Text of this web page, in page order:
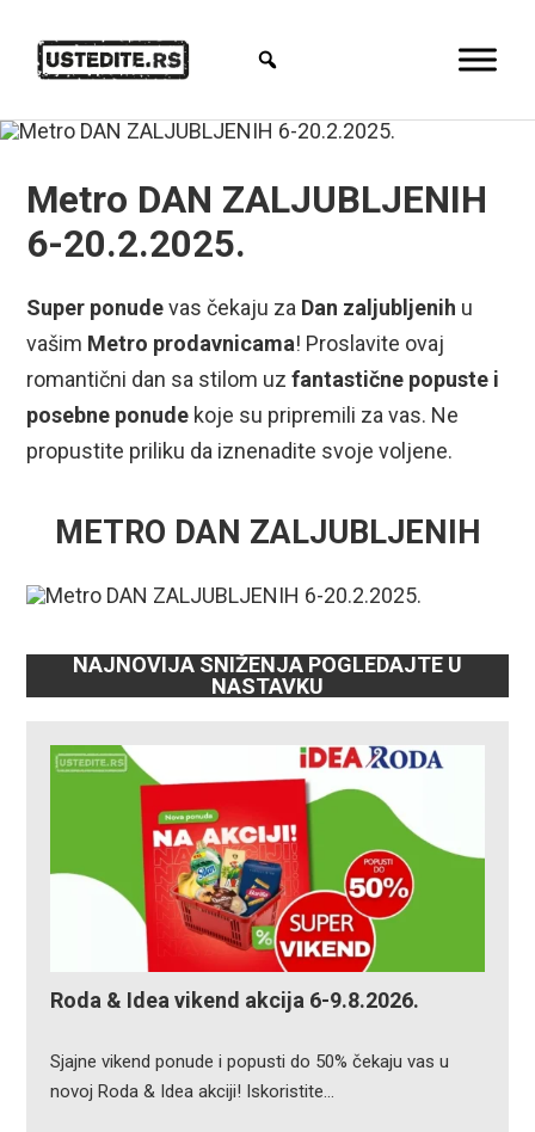
Metro DAN ZALJUBLJENIH
6-20.2.2025.
Super ponudevas čekaju za Dan zaljubljenih u
vašim Metro prodavnicama! Proslavite ovaj
romantični dan sa stilom uzfantastične popuste i
posebne ponude koje su pripremili za vas. Ne
propustite priliku da iznenadite svoje voljene.
METRO DAN ZALJUBLJENIH
NAJNOVIJA SNIŽENJA POGLEDAJTE U
NASTAVKU
Roda & Idea vikend akcija 6-9.8.2026.
Sjajne vikend ponude i popusti do 50% čekaju vas u
novoj Roda & Idea akciji! Iskoristite…